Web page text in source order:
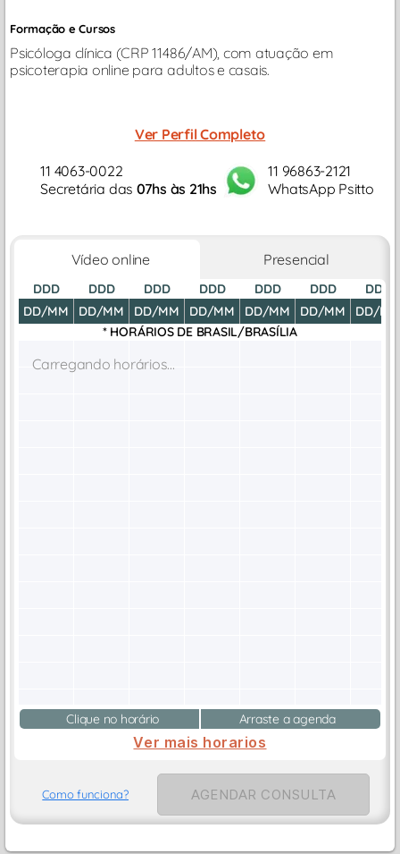
Formação e Cursos
Psicóloga clínica (CRP 11486/AM), com atuação em
psicoterapia online para adultos e casais.
Ver Perfil Completo
11 4063-0022
Secretária das 07hs às 21hs
11 96863-2121
WhatsApp Psitto
Vídeo online Presencial
DDD
DD/MM
DDD
DD/MM
DDD
DD/MM
DDD
DD/MM
DDD
DD/MM
DDD
DD/MM
DDD
DD/MM
* HORÁRIOS DE BRASIL/BRASÍLIA
Carregando horários...
Clique no horário Arraste a agenda
Ver mais horarios
Como funciona? AGENDAR CONSULTA